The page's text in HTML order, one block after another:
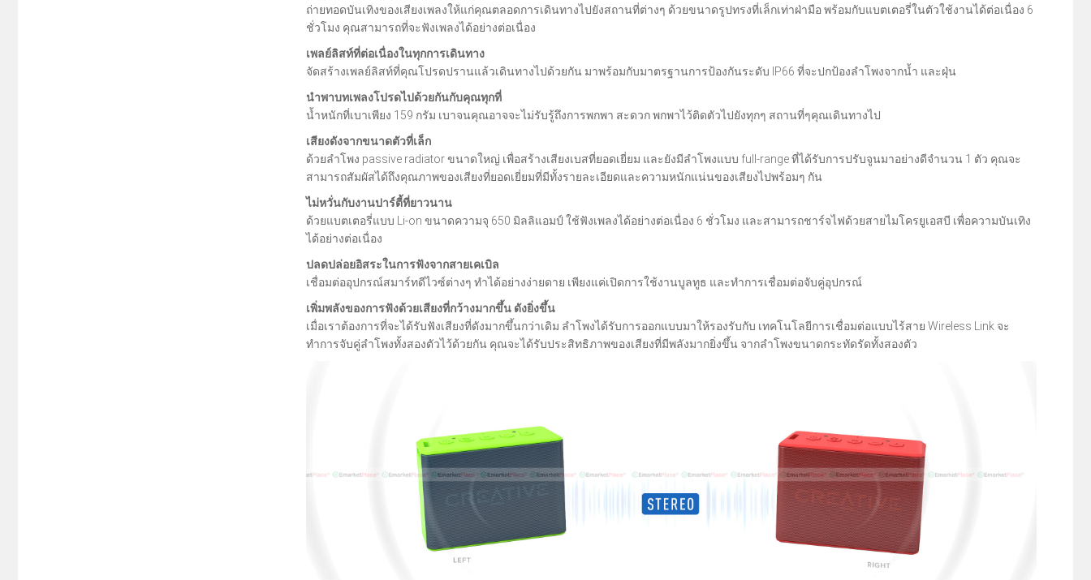
ถ่ายทอดบันเทิงของเสียงเพลงให้แก่คุณตลอดการเดินทางไปยังสถานที่ต่างๆ ด้วยขนาดรูปทรงที่เล็กเท่าฝ่ามือ พร้อมกับแบตเตอรี่ในตัวใช้งานได้ต่อเนื่อง 6
ชั่วโมง คุณสามารถที่จะฟังเพลงได้อย่างต่อเนื่อง
เพลย์ลิสท์ที่ต่อเนื่องในทุกการเดินทาง
จัดสร้างเพลย์ลิสท์ที่คุณโปรดปรานแล้วเดินทางไปด้วยกัน มาพร้อมกับมาตรฐานการป้องกันระดับ IP66 ที่จะปกป้องลำโพงจากน้ำ และฝุ่น
นำพาบทเพลงโปรดไปด้วยกันกับคุณทุกที่
น้ำหนักที่เบาเพียง 159 กรัม เบาจนคุณอาจจะไม่รับรู้ถึงการพกพา สะดวก พกพาไว้ติดตัวไปยังทุกๆ สถานที่ๆคุณเดินทางไป
เสียงดังจากขนาดตัวที่เล็ก
ด้วยลำโพง passive radiator ขนาดใหญ่ เพื่อสร้างเสียงเบสที่ยอดเยี่ยม และยังมีลำโพงแบบ full-range ที่ได้รับการปรับจูนมาอย่างดีจำนวน 1 ตัว คุณจะ
สามารถสัมผัสได้ถึงคุณภาพของเสียงที่ยอดเยี่ยมที่มีทั้งรายละเอียดและความหนักแน่นของเสียงไปพร้อมๆ กัน
ไม่หวั่นกับงานปาร์ตี้ที่ยาวนาน
ด้วยแบตเตอรี่แบบ Li-on ขนาดความจุ 650 มิลลิแอมป์ ใช้ฟังเพลงได้อย่างต่อเนื่อง 6 ชั่วโมง และสามารถชาร์จไฟด้วยสายไมโครยูเอสบี เพื่อความบันเทิง
ได้อย่างต่อเนื่อง
ปลดปล่อยอิสระในการฟังจากสายเคเบิล
เชื่อมต่ออุปกรณ์สมาร์ทดีไวซ์ต่างๆ ทำได้อย่างง่ายดาย เพียงแค่เปิดการใช้งานบูลทูธ และทำการเชื่อมต่อจับคู่อุปกรณ์
เพิ่มพลังของการฟังด้วยเสียงที่กว้างมากขึ้น ดังยิ่งขึ้น
เมื่อเราต้องการที่จะได้รับฟังเสียงที่ดังมากขึ้นกว่าเดิม ลำโพงได้รับการออกแบบมาให้รองรับกับ เทคโนโลยีการเชื่อมต่อแบบไร้สาย Wireless Link จะ
ทำการจับคู่ลำโพงทั้งสองตัวไว้ด้วยกัน คุณจะได้รับประสิทธิภาพของเสียงที่มีพลังมากยิ่งขึ้น จากลำโพงขนาดกระทัดรัดทั้งสองตัว